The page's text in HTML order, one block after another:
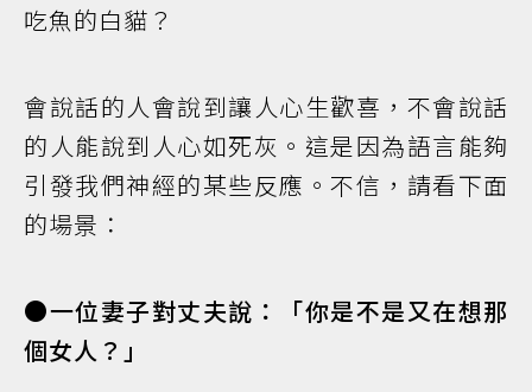
吃魚的白貓？
會說話的人會說到讓人心生歡喜，不會說話
的人能說到人心如死灰。這是因為語言能夠
引發我們神經的某些反應。不信，請看下面
的場景：
●一位妻子對丈夫說：「你是不是又在想那
個女人？」